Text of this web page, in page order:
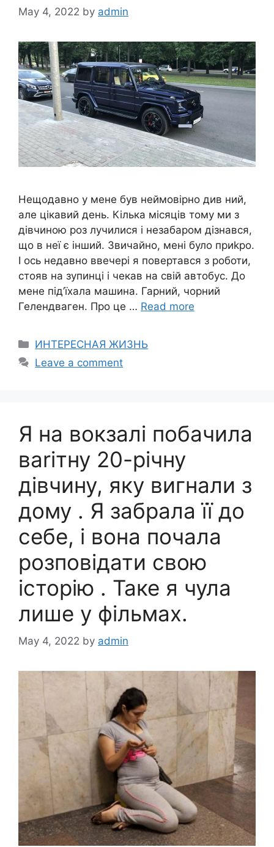
May 4, 2022 by admin
Нещодавно у мене був неймовірно див ний,
але цікавий день. Кілька місяців тому ми з
дівчиною роз лучилися і незабаром дізнався,
що в неї є інший. Звичайно, мені було приkро.
І ось недавно ввечері я повертався з роботи,
стояв на зупинці і чекав на свій автобус. До
мене під’їхала машина. Гарний, чорний
Гелендваген. Про це … Read more
Categories
ИНТЕРЕСНАЯ ЖИЗНЬ
Leave a comment
Я на вокзалі побачила
ваrітну 20-річну
дівчину, яку вигнали з
дому . Я забрала її до
себе, і вона почала
розповідати свою
історію . Таке я чула
лише у фільмах.
May 4, 2022 by admin